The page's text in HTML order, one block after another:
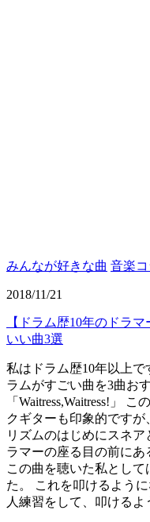
みんなが好きな曲 音楽コ
2018/11/21
【ドラム歴10年のドラ
いい曲3選
私はドラム歴10年以上
ラムがすごい曲を3曲お
「Waitress,Waitress!」
クギターも印象的ですが
リズムのはじめにスネ
ラマーの座る目の前に
この曲を聴いた私とし
た。 これを叩けるよう
人練習をして、叩ける